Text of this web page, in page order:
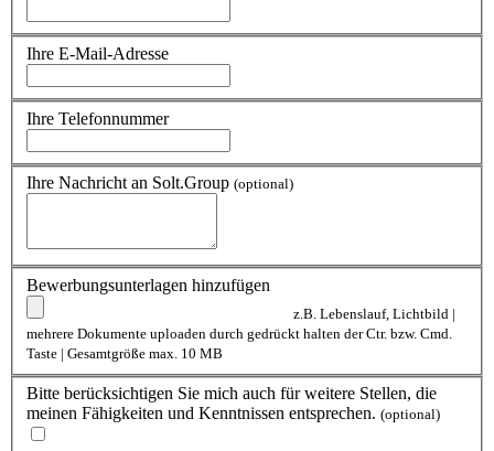
Ihre E-Mail-Adresse
Ihre Telefonnummer
Ihre Nachricht an Solt.Group (optional)
Bewerbungsunterlagen hinzufügen
z.B. Lebenslauf, Lichtbild |
mehrere Dokumente uploaden durch gedrückt halten der Ctr. bzw. Cmd.
Taste | Gesamtgröße max. 10 MB
Bitte berücksichtigen Sie mich auch für weitere Stellen, die
meinen Fähigkeiten und Kenntnissen entsprechen. (optional)